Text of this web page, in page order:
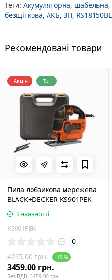
Теги: Акумуляторна, шабельна,
безщіткова, АКБ, ЗП, RS18150BL
Рекомендовані товари
Акція Топ
Пила лобзикова мережева
BLACK+DECKER KS901PEK
В наявності
KS901PEK
0
4265.00 грн.
-19 %
3459.00 грн.
Без ПДВ: 3459.00 грн.